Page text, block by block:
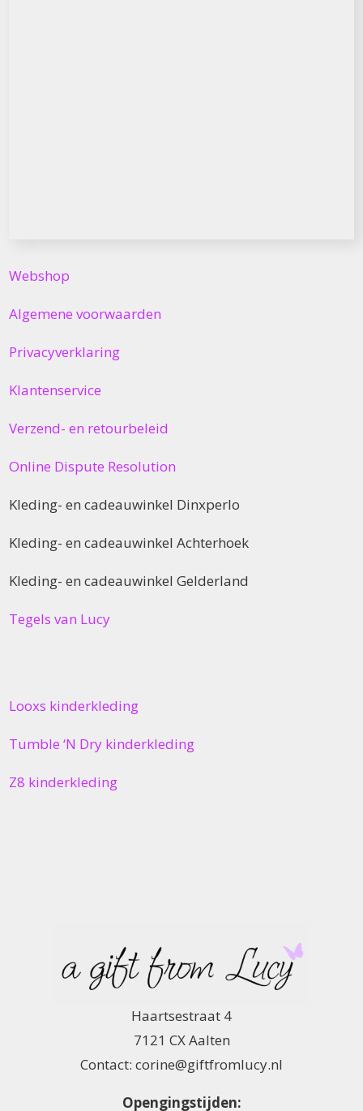
Webshop
Algemene voorwaarden
Privacyverklaring
Klantenservice
Verzend- en retourbeleid
Online Dispute Resolution
Kleding- en cadeauwinkel Dinxperlo
Kleding- en cadeauwinkel Achterhoek
Kleding- en cadeauwinkel Gelderland
Tegels van Lucy
Looxs kinderkleding
Tumble ‘N Dry kinderkleding
Z8 kinderkleding
Haartsestraat 4
7121 CX Aalten
Contact: corine@giftfromlucy.nl
Opengingstijden: